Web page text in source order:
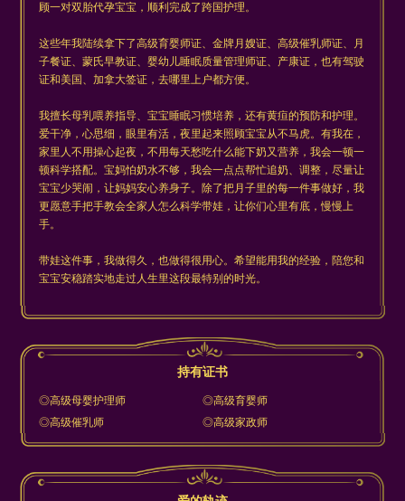
顾一对双胎代孕宝宝，顺利完成了跨国护理。
这些年我陆续拿下了高级育婴师证、金牌月嫂证、高级催乳师证、月
子餐证、蒙氏早教证、婴幼儿睡眠质量管理师证、产康证，也有驾驶
证和美国、加拿大签证，去哪里上户都方便。
我擅长母乳喂养指导、宝宝睡眠习惯培养，还有黄疸的预防和护理。
爱干净，心思细，眼里有活，夜里起来照顾宝宝从不马虎。有我在，
家里人不用操心起夜，不用每天愁吃什么能下奶又营养，我会一顿一
顿科学搭配。宝妈怕奶水不够，我会一点点帮忙追奶、调整，尽量让
宝宝少哭闹，让妈妈安心养身子。除了把月子里的每一件事做好，我
更愿意手把手教会全家人怎么科学带娃，让你们心里有底，慢慢上
手。
带娃这件事，我做得久，也做得很用心。希望能用我的经验，陪您和
宝宝安稳踏实地走过人生里这段最特别的时光。
持有证书
◎高级母婴护理师
◎高级育婴师
◎高级催乳师
◎高级家政师